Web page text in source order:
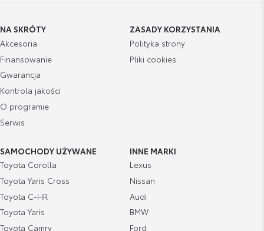
NA SKRÓTY
Akcesoria
Finansowanie
Gwarancja
Kontrola jakości
O programie
Serwis
ZASADY KORZYSTANIA
Polityka strony
Pliki cookies
SAMOCHODY UŻYWANE
Toyota Corolla
Toyota Yaris Cross
Toyota C-HR
Toyota Yaris
Toyota Camry
INNE MARKI
Lexus
Nissan
Audi
BMW
Ford